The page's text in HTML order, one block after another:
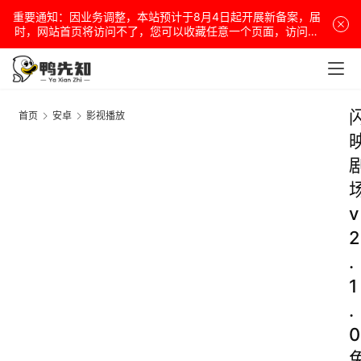
重要通知：因业务调整，本站预计于8月4日起开展新备案，届
时，网站首页将访问不了，您可以收藏任意一个页面，访问网
站！
首页 安卓 影视播放
v
2
.
1
.
0